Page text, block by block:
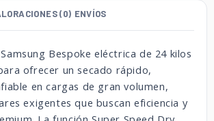
(0) ENVÍOS
Bespoke eléctrica de 24 kilos
ofrecer un secado rápido,
en cargas de gran volumen,
exigentes que buscan eficiencia y